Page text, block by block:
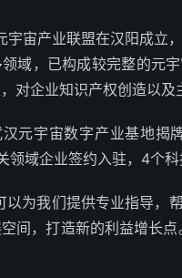
宇宙产业联盟在汉阳成立
域，已构成较完整的元
对企业知识产权创造以及
元宇宙数字产业基地揭
领域企业签约入驻，4个科
以为我们提供专业指导，
间，打造新的利益增长